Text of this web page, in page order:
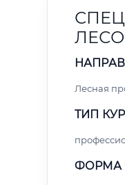
Лесная
ТИП
ФОРМА